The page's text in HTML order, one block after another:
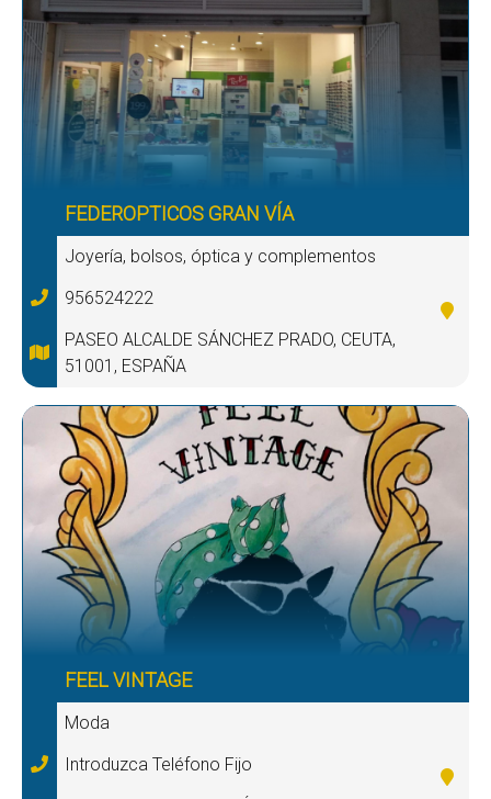
FEDEROPTICOS GRAN VÍA
Joyería, bolsos, óptica y complementos
956524222
PASEO ALCALDE SÁNCHEZ PRADO, CEUTA,
51001, ESPAÑA
FEEL VINTAGE
Moda
Introduzca Teléfono Fijo